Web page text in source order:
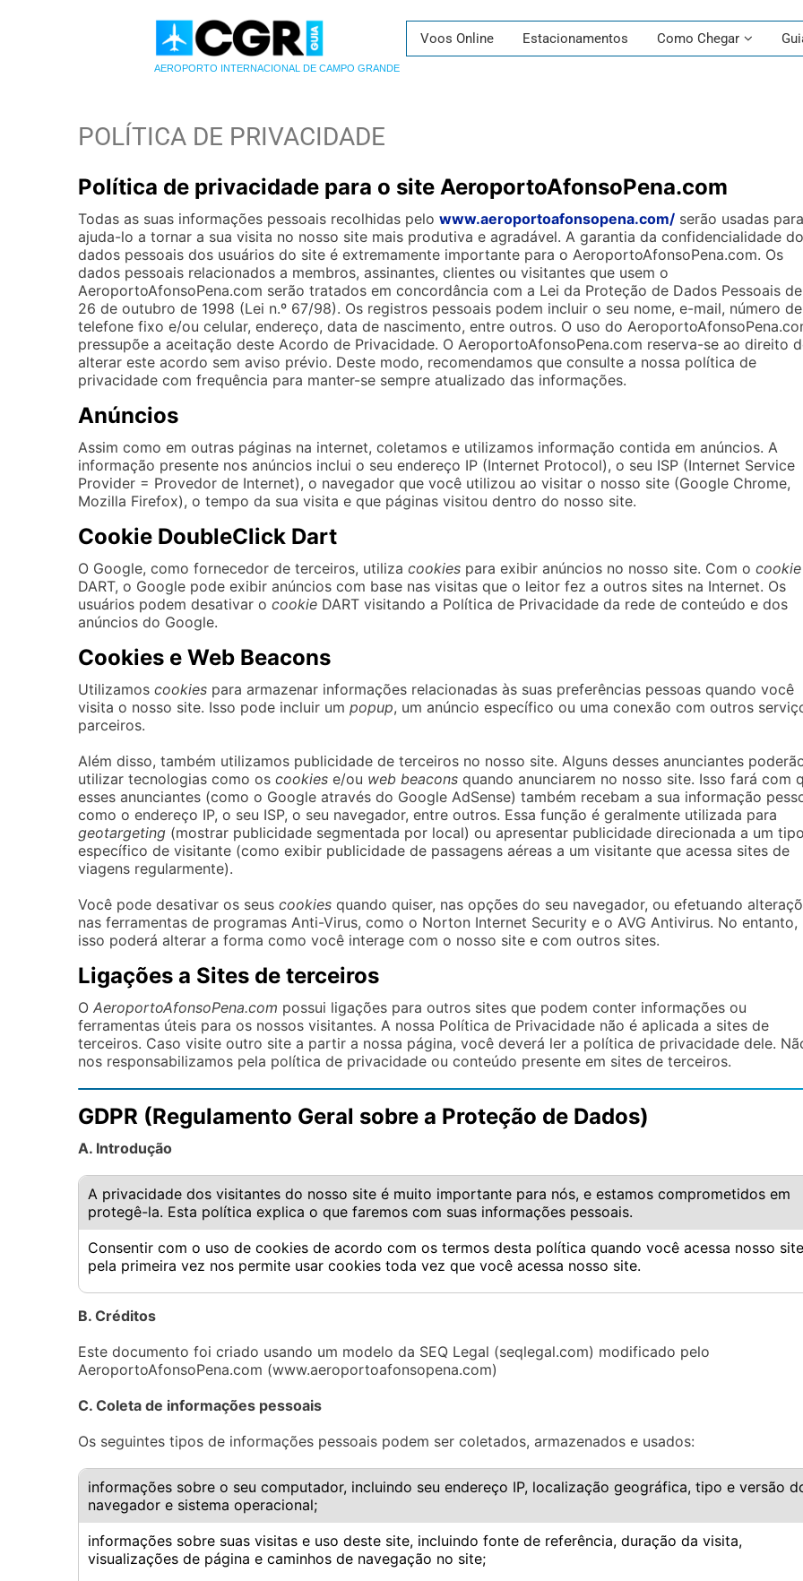
AEROPORTO INTERNACIONAL DE CAMPO GRANDE
Voos Online Estacionamentos Como Chegar
POLÍTICA DE PRIVACIDADE
Política de privacidade para o site AeroportoAfonsoPena.com
Todas as suas informações pessoais recolhidas pelo www.aeroportoafonsopena.com/ serão usadas para
ajuda-lo a tornar a sua visita no nosso site mais produtiva e agradável. A garantia da confidencialidade
dados pessoais dos usuários do site é extremamente importante para o AeroportoAfonsoPena.com. Os
dados pessoais relacionados a membros, assinantes, clientes ou visitantes que usem o
AeroportoAfonsoPena.com serão tratados em concordância com a Lei da Proteção de Dados Pessoais de
26 de outubro de 1998 (Lei n.º 67/98). Os registros pessoais podem incluir o seu nome, e-mail, número de
telefone fixo e/ou celular, endereço, data de nascimento, entre outros. O uso do
pressupõe a aceitação deste Acordo de Privacidade. O AeroportoAfonsoPena.com reserva-se ao direito
alterar este acordo sem aviso prévio. Deste modo, recomendamos que consulte a nossa política de
privacidade com frequência para manter-se sempre atualizado das informações.
Anúncios
Assim como em outras páginas na internet, coletamos e utilizamos informação contida em anúncios. A
informação presente nos anúncios inclui o seu endereço IP (Internet Protocol), o seu ISP (Internet Service
Provider = Provedor de Internet), o navegador que você utilizou ao visitar o nosso site (Google Chrome,
Mozilla Firefox), o tempo da sua visita e que páginas visitou dentro do nosso site.
Cookie DoubleClick Dart
O Google, como fornecedor de terceiros, utiliza cookies para exibir anúncios no nosso site. Com o cookie
DART, o Google pode exibir anúncios com base nas visitas que o leitor fez a outros sites na Internet. Os
usuários podem desativar o cookie DART visitando a Política de Privacidade da rede de conteúdo e dos
anúncios do Google.
Cookies e Web Beacons
Utilizamos cookies para armazenar informações relacionadas às suas preferências pessoas quando você
visita o nosso site. Isso pode incluir um popup, um anúncio específico ou uma conexão com outros
parceiros.
Além disso, também utilizamos publicidade de terceiros no nosso site. Alguns desses anunciantes
utilizar tecnologias como os cookies e/ou web beacons quando anunciarem no nosso site. Isso fará com
esses anunciantes (como o Google através do Google AdSense) também recebam a sua informação
como o endereço IP, o seu ISP, o seu navegador, entre outros. Essa função é geralmente utilizada para
geotargeting (mostrar publicidade segmentada por local) ou apresentar publicidade direcionada a um
específico de visitante (como exibir publicidade de passagens aéreas a um visitante que acessa sites de
viagens regularmente).
Você pode desativar os seus cookies quando quiser, nas opções do seu navegador, ou efetuando
nas ferramentas de programas Anti-Virus, como o Norton Internet Security e o AVG Antivirus. No entanto,
isso poderá alterar a forma como você interage com o nosso site e com outros sites.
Ligações a Sites de terceiros
O AeroportoAfonsoPena.com possui ligações para outros sites que podem conter informações ou
ferramentas úteis para os nossos visitantes. A nossa Política de Privacidade não é aplicada a sites de
terceiros. Caso visite outro site a partir a nossa página, você deverá ler a política de privacidade dele.
nos responsabilizamos pela política de privacidade ou conteúdo presente em sites de terceiros.
GDPR (Regulamento Geral sobre a Proteção de Dados)
A. Introdução
A privacidade dos visitantes do nosso site é muito importante para nós, e estamos comprometidos em
protegê-la. Esta política explica o que faremos com suas informações pessoais.
Consentir com o uso de cookies de acordo com os termos desta política quando você acessa nosso site
pela primeira vez nos permite usar cookies toda vez que você acessa nosso site.
B. Créditos
Este documento foi criado usando um modelo da SEQ Legal (seqlegal.com) modificado pelo
AeroportoAfonsoPena.com (www.aeroportoafonsopena.com)
C. Coleta de informações pessoais
Os seguintes tipos de informações pessoais podem ser coletados, armazenados e usados:
informações sobre o seu computador, incluindo seu endereço IP, localização geográfica, tipo e versão
navegador e sistema operacional;
informações sobre suas visitas e uso deste site, incluindo fonte de referência, duração da visita,
visualizações de página e caminhos de navegação no site;